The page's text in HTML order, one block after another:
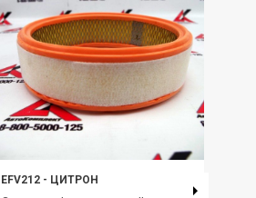
EFV212 - ЦИТРОН